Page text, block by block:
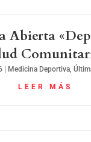
Abierta
| Medicina Deportiva,
LEER MÁS